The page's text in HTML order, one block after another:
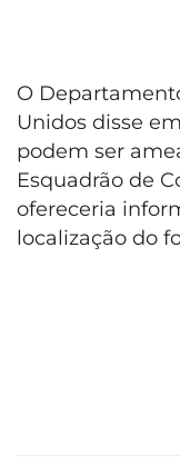
O
Unidos disse
podem ser
Esquadrão de
ofereceria
localização do